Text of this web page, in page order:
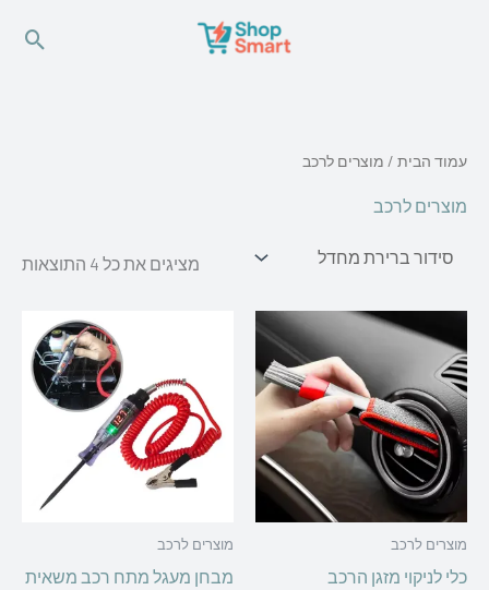
עמוד הבית / מוצרים לרכב
מוצרים לרכב
מציגים את כל ⁦4⁩ התוצאות
מוצרים לרכב
כלי לניקוי מזגן הרכב
מוצרים לרכב
מבחן מעגל מתח רכב משאית